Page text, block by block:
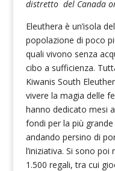
distretto del Canada
Eleuthera è un’isola
popolazione di poco
quali vivono senza
cibo a sufficienza.
Kiwanis South
vivere la magia delle
hanno dedicato mesi
fondi per la più
andando persino di
l’iniziativa. Si sono
1.500 regali, tra cui